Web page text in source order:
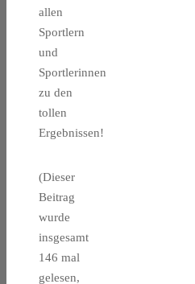
allen
Sportlern
und
Sportlerinnen
zu den
tollen
Ergebnissen!
(Dieser
Beitrag
wurde
insgesamt
146 mal
gelesen,